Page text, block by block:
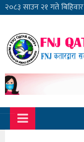
२०८३ साउन २१ गते बिहिवार